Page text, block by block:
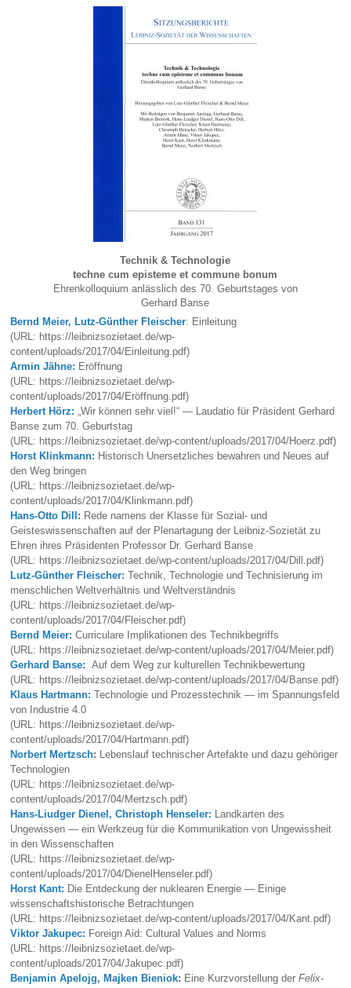
Technik & Technologie
techne cum episteme et commune bonum
Ehrenkolloquium anlässlich des 70. Geburtstages von
Gerhard Banse
Bernd Meier, Lutz-Günther Fleischer: Einleitung
(URL: https://leibnizsozietaet.de/wp-
content/uploads/2017/04/Einleitung.pdf)
Armin Jähne: Eröffnung
(URL: https://leibnizsozietaet.de/wp-
content/uploads/2017/04/Eröffnung.pdf)
Herbert Hörz: „Wir können sehr viel!“ — Laudatio für Präsident Gerhard
Banse zum 70. Geburtstag
(URL: https://leibnizsozietaet.de/wp-content/uploads/2017/04/Hoerz.pdf)
Horst Klinkmann: Historisch Unersetzliches bewahren und Neues auf
den Weg bringen
(URL: https://leibnizsozietaet.de/wp-
content/uploads/2017/04/Klinkmann.pdf)
Hans-Otto Dill: Rede namens der Klasse für Sozial- und
Geisteswissenschaften auf der Plenartagung der Leibniz-Sozietät zu
Ehren ihres Präsidenten Professor Dr. Gerhard Banse
(URL: https://leibnizsozietaet.de/wp-content/uploads/2017/04/Dill.pdf)
Lutz-Günther Fleischer:Technik, Technologie und Technisierung im
menschlichen Weltverhältnis und Weltverständnis
(URL: https://leibnizsozietaet.de/wp-
content/uploads/2017/04/Fleischer.pdf)
Bernd Meier:Curriculare Implikationen des Technikbegriffs
(URL: https://leibnizsozietaet.de/wp-content/uploads/2017/04/Meier.pdf)
Gerhard Banse:Auf dem Weg zur kulturellen Technikbewertung
(URL: https://leibnizsozietaet.de/wp-content/uploads/2017/04/Banse.pdf)
Klaus Hartmann:Technologie und Prozesstechnik — im Spannungsfeld
von Industrie 4.0
(URL: https://leibnizsozietaet.de/wp-
content/uploads/2017/04/Hartmann.pdf)
Norbert Mertzsch:
Lebenslauf technischer Artefakte und dazu gehöriger
Technologien
(URL: https://leibnizsozietaet.de/wp-
content/uploads/2017/04/Mertzsch.pdf)
Hans-Liudger Dienel, Christoph Henseler:
Landkarten des
Ungewissen — ein Werkzeug für die Kommunikation von Ungewissheit
in den Wissenschaften
(URL: https://leibnizsozietaet.de/wp-
content/uploads/2017/04/DienelHenseler.pdf)
Horst Kant: Die Entdeckung der nuklearen Energie — Einige
wissenschaftshistorische Betrachtungen
(URL: https://leibnizsozietaet.de/wp-content/uploads/2017/04/Kant.pdf)
Viktor Jakupec: Foreign Aid: Cultural Values and Norms
(URL: https://leibnizsozietaet.de/wp-
content/uploads/2017/04/Jakupec.pdf)
Benjamin Apelojg, Majken Bieniok: Eine Kurzvorstellung derFelix-